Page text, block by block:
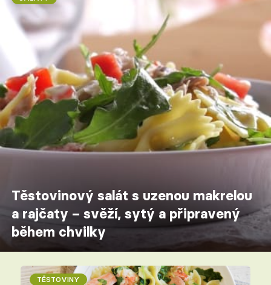
Těstovinový salát s uzenou makrelou
a rajčaty – svěží, sytý a připravený
během chvilky
TĚSTOVINY